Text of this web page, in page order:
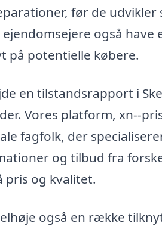
før de udvikler
også have
på potentielle købere.
en tilstandsrapport i
Vores platform, xn--
fagfolk, der
og tilbud fra
og kvalitet.
også en række